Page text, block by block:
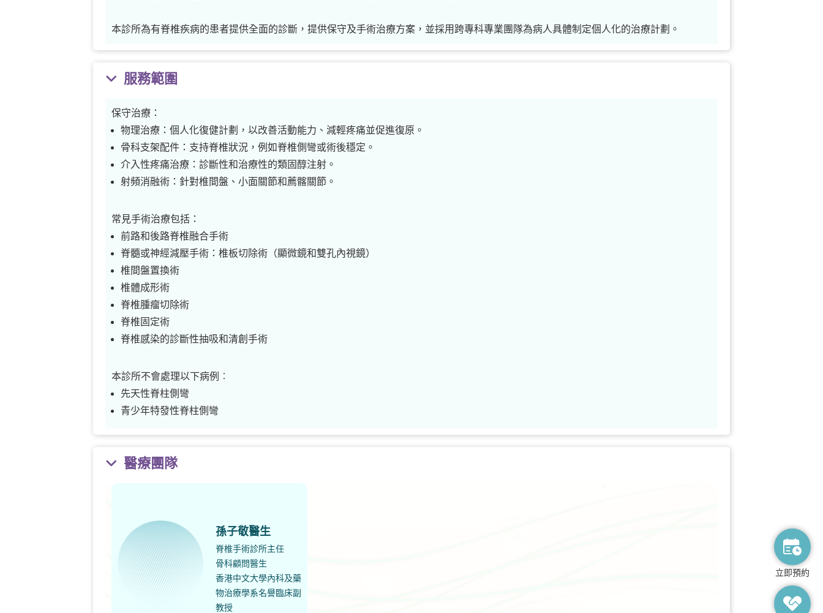
本診所為有脊椎疾病的患者提供全面的診斷，提供保守及手術治療方案，並採用跨專科專業團隊為病人具體制定個人化的治療計劃。
服務範圍
保守治療：
物理治療：個人化復健計劃，以改善活動能力、減輕疼痛並促進復原。
骨科支架配件：支持脊椎狀況，例如脊椎側彎或術後穩定。
介入性疼痛治療：診斷性和治療性的類固醇注射。
射頻消融術：針對椎間盤、小面關節和薦髂關節。
常見手術治療包括：
前路和後路脊椎融合手術
脊髓或神經減壓手術：椎板切除術（顯微鏡和雙孔內視鏡）
椎間盤置換術
椎體成形術
脊椎腫瘤切除術
脊椎固定術
脊椎感染的診斷性抽吸和清創手術
本診所不會處理以下病例︰
先天性脊柱側彎
青少年特發性脊柱側彎
醫療團隊
孫子敬醫生
脊椎手術診所主任
骨科顧問醫生
香港中文大學內科及藥
物治療學系名譽臨床副
教授
立即預約